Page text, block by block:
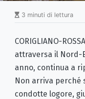
3 minuti di lettura
CORIGLIANO-
attraversa il Nord-
anno, continua a
Non arriva perché
condotte logore,